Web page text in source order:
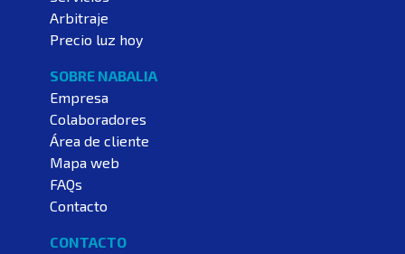
CONTACTO
Arbitraje
Precio luz hoy
SOBRE NABALIA
Empresa
Colaboradores
Área de cliente
Mapa web
FAQs
Contacto